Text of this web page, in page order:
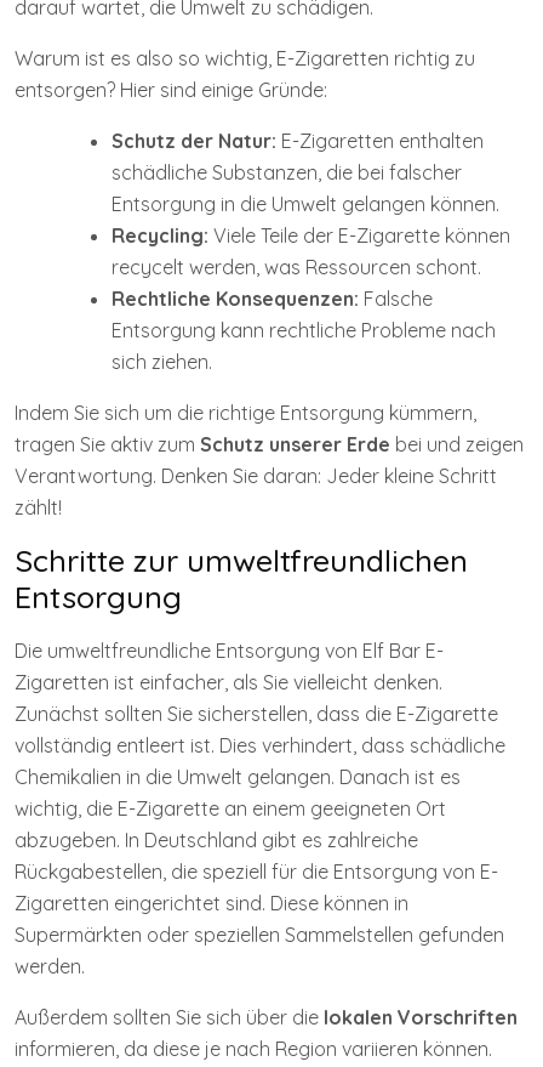
darauf wartet, die Umwelt zu schädigen.
Warum ist es also so wichtig, E-Zigaretten richtig zu
entsorgen? Hier sind einige Gründe:
Schutz der Natur: E-Zigaretten enthalten
schädliche Substanzen, die bei falscher
Entsorgung in die Umwelt gelangen können.
Recycling: Viele Teile der E-Zigarette können
recycelt werden, was Ressourcen schont.
Rechtliche Konsequenzen: Falsche
Entsorgung kann rechtliche Probleme nach
sich ziehen.
Indem Sie sich um die richtige Entsorgung kümmern,
tragen Sie aktiv zum Schutz unserer Erde bei und zeigen
Verantwortung. Denken Sie daran: Jeder kleine Schritt
zählt!
Schritte zur umweltfreundlichen
Entsorgung
Die umweltfreundliche Entsorgung von Elf Bar E-
Zigaretten ist einfacher, als Sie vielleicht denken.
Zunächst sollten Sie sicherstellen, dass die E-Zigarette
vollständig entleert ist. Dies verhindert, dass schädliche
Chemikalien in die Umwelt gelangen. Danach ist es
wichtig, die E-Zigarette an einem geeigneten Ort
abzugeben. In Deutschland gibt es zahlreiche
Rückgabestellen, die speziell für die Entsorgung von E-
Zigaretten eingerichtet sind. Diese können in
Supermärkten oder speziellen Sammelstellen gefunden
werden.
Außerdem sollten Sie sich über die lokalen Vorschriften
informieren, da diese je nach Region variieren können.